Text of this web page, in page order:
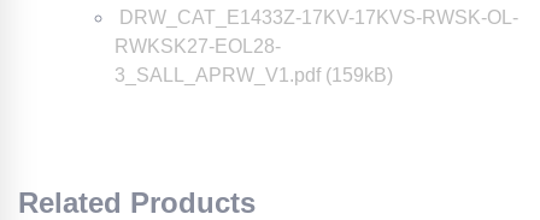
DRW_CAT_E1433Z-17KV-17KVS-RWSK-OL-
RWKSK27-EOL28-
3_SALL_APRW_V1.pdf (159kB)
Related Products